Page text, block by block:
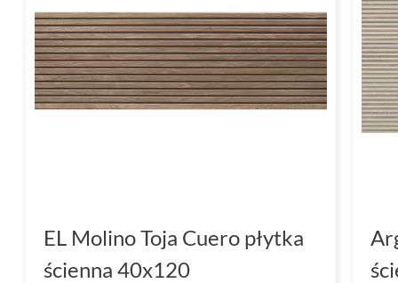
EL Molino Toja Cuero płytka
ścienna 40x120